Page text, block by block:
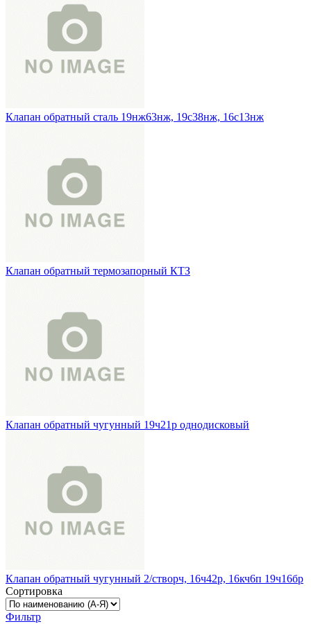
Клапан обратный сталь 19нж63нж, 19с38нж, 16с13нж
Клапан обратный термозапорный КТЗ
Клапан обратный чугунный 19ч21р однодисковый
Клапан обратный чугунный 2/створч, 16ч42р, 16кч6п 19ч16бр
Сортировка
Фильтр